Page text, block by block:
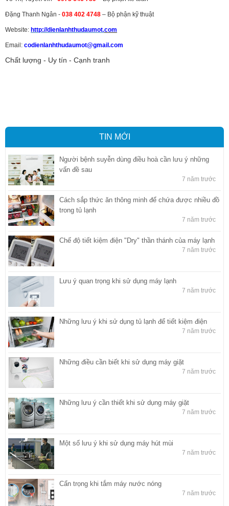
Đặng Thanh Ngân - 038 402 4748 – Bộ phận kỹ thuật
Website: http://dienlanhthudaumot.com
Email: codienlanhthudaumot@gmail.com
Chất lượng - Uy tín - Cạnh tranh
TIN MỚI
Người bệnh suyễn dùng điều hoà cần lưu ý những
vấn đề sau
7 năm trước
Cách sắp thức ăn thông minh để chứa được nhiều đồ
trong tủ lạnh
7 năm trước
Chế độ tiết kiệm điện "Dry" thần thánh của máy lạnh
7 năm trước
Lưu ý quan trọng khi sử dụng máy lạnh
7 năm trước
Những lưu ý khi sử dụng tủ lạnh để tiết kiệm điện
7 năm trước
Những điều cần biết khi sử dụng máy giặt
7 năm trước
Những lưu ý cần thiết khi sử dụng máy giặt
7 năm trước
Một số lưu ý khi sử dụng máy hút mùi
7 năm trước
Cẩn trọng khi tắm máy nước nóng
7 năm trước